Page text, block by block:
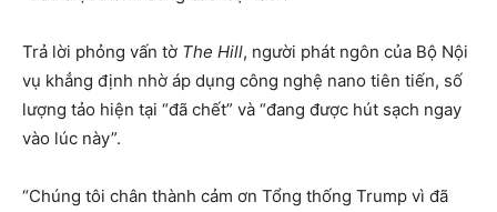
Trả lời phỏng vấn tờ The Hill, người phát ngôn của Bộ Nội
vụ khẳng định nhờ áp dụng công nghệ nano tiên tiến, số
lượng tảo hiện tại “đã chết” và “đang được hút sạch ngay
vào lúc này”.
“Chúng tôi chân thành cảm ơn Tổng thống Trump vì đã